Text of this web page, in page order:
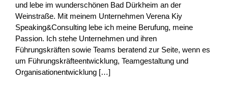
und lebe im wunderschönen Bad Dürkheim an der
Weinstraße. Mit meinem Unternehmen Verena Kiy
Speaking&Consulting lebe ich meine Berufung, meine
Passion. Ich stehe Unternehmen und ihren
Führungskräften sowie Teams beratend zur Seite, wenn es
um Führungskräfteentwicklung, Teamgestaltung und
Organisationentwicklung […]